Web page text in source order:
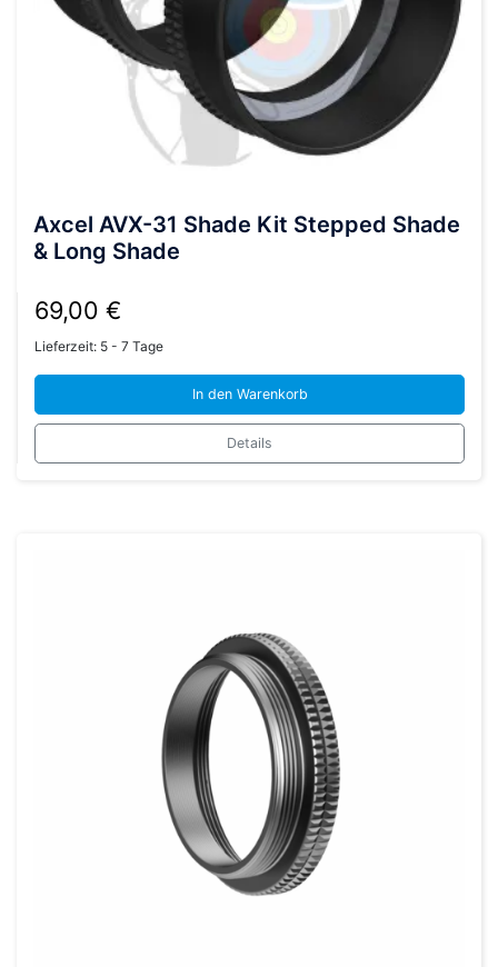
Axcel AVX-31 Shade Kit Stepped Shade
& Long Shade
69,00 €
Lieferzeit: 5 - 7 Tage
In den Warenkorb
Details